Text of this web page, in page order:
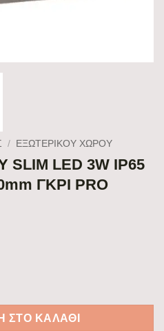
/ ΕΞΩΤΕΡΙΚΟΥ ΧΩΡΟΥ
SLIM LED 3W IP65
ΓΚΡΙ PRO
3W IP65 230V 3000K 160X70mm
ΣΤΟ ΚΑΛΆΘΙ